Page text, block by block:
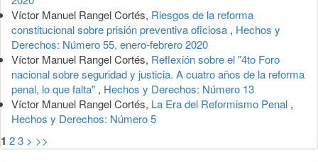
Víctor Manuel Rangel Cortés, Riesgos de la reforma
constitucional sobre prisión preventiva oficiosa , Hechos y
Derechos: Número 55, enero-febrero 2020
Víctor Manuel Rangel Cortés, Reflexión sobre el "4to Foro
nacional sobre seguridad y justicia. A cuatro años de la reforma
penal, lo que falta" , Hechos y Derechos: Número 13
Víctor Manuel Rangel Cortés, La Era del Reformismo Penal ,
Hechos y Derechos: Número 5
1 23 > >>